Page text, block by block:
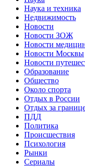
Наука и техника
Недвижимость
Новости
Новости ЗОЖ
Новости
Новости Москвы
Новости
Образование
Общество
Около спорта
Отдых в России
Отдых за
ПДД
Политика
Происшествия
Психология
Рынки
Сериалы